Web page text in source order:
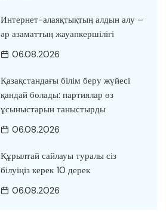
Интернет-алаяқтықтың алдын алу –
әр азаматтың жауапкершілігі
06.08.2026
Қазақстандағы білім беру жүйесі
қандай болады: партиялар өз
ұсыныстарын таныстырды
06.08.2026
Құрылтай сайлауы туралы сіз
білуіңіз керек 10 дерек
06.08.2026